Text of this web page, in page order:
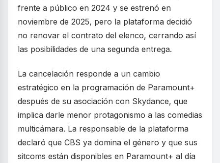
frente a público en 2024 y se estrenó en
noviembre de 2025, pero la plataforma decidió
no renovar el contrato del elenco, cerrando así
las posibilidades de una segunda entrega.
La cancelación responde a un cambio
estratégico en la programación de Paramount+
después de su asociación con Skydance, que
implica darle menor protagonismo a las comedias
multicámara. La responsable de la plataforma
declaró que CBS ya domina el género y que sus
sitcoms están disponibles en Paramount+ al día